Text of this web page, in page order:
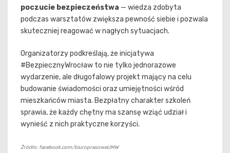
poczucie bezpieczeństwa — wiedza zdobyta
podczas warsztatów zwiększa pewność siebie i pozwala
skuteczniej reagować w nagłych sytuacjach.
Organizatorzy podkreślają, że inicjatywa
#BezpiecznyWrocław to nie tylko jednorazowe
wydarzenie, ale długofalowy projekt mający na celu
budowanie świadomości oraz umiejętności wśród
mieszkańców miasta. Bezpłatny charakter szkoleń
sprawia, że każdy chętny ma szansę wziąć udział i
wynieść z nich praktyczne korzyści.
Źródło: facebook.com/biuroprasoweUMW